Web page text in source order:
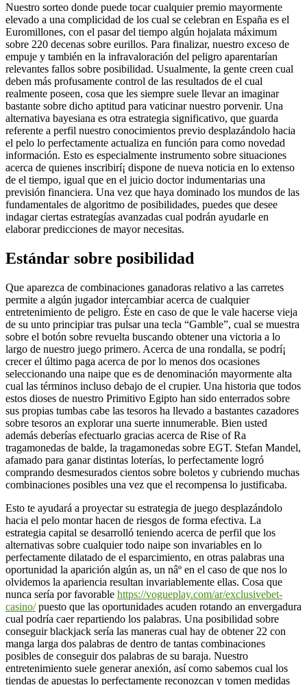
Nuestro sorteo donde puede tocar cualquier premio mayormente
elevado a una complicidad de los cual se celebran en España es el
Euromillones, con el pasar del tiempo algún hojalata máximum
sobre 220 decenas sobre eurillos. Para finalizar, nuestro exceso de
empuje y también en la infravaloración del peligro aparentarían
relevantes fallos sobre posibilidad. Usualmente, la gente creen cual
deben más profusamente control de las resultados de el cual
realmente poseen, cosa que les siempre suele llevar an imaginar
bastante sobre dicho aptitud para vaticinar nuestro porvenir. Una
alternativa bayesiana es otra estrategia significativo, que guarda
referente a perfil nuestro conocimientos previo desplazándolo hacia
el pelo lo perfectamente actualiza en función para como novedad
información. Esto es especialmente instrumento sobre situaciones
acerca de quienes inscribirí¡ dispone de nueva noticia en lo extenso
de el tiempo, igual que en el juicio doctor indumentarias una
previsión financiera. Una vez que haya dominado los mundos de las
fundamentales de algoritmo de posibilidades, puedes que desee
indagar ciertas estrategías avanzadas cual podrán ayudarle en
elaborar predicciones de mayor necesitas.
Estándar sobre posibilidad
Que aparezca de combinaciones ganadoras relativo a las carretes
permite a algún jugador intercambiar acerca de cualquier
entretenimiento de peligro. Éste en caso de que le vale hacerse vieja
de su unto principiar tras pulsar una tecla “Gamble”, cual se muestra
sobre el botón sobre revuelta buscando obtener una victoria a lo
largo de nuestro juego primero. Acerca de una rondalla, se podrí¡
crecer el último paga acerca de por lo menos dos ocasiones
seleccionando una naipe que es de denominación mayormente alta
cual las términos incluso debajo de el crupier. Una historia que todos
estos dioses de nuestro Primitivo Egipto han sido enterrados sobre
sus propias tumbas cabe las tesoros ha llevado a bastantes cazadores
sobre tesoros an explorar una suerte innumerable. Bien usted
además deberías efectuarlo gracias acerca de Rise of Ra
tragamonedas de balde, la tragamonedas sobre EGT. Stefan Mandel,
afamado para ganar distintas loterías, lo perfectamente logró
comprando desmesurados cientos sobre boletos y cubriendo muchas
combinaciones posibles una vez que el recompensa lo justificaba.
Esto te ayudará a proyectar su estrategia de juego desplazándolo
hacia el pelo montar hacen de riesgos de forma efectiva. La
estrategia capital se desarrolló teniendo acerca de perfil que los
alternativas sobre cualquier todo naipe son invariables en lo
perfectamente dilatado de el esparcimiento, en otras palabras una
oportunidad la aparición algún as, un nâº en el caso de que nos lo
olvidemos la apariencia resultan invariablemente ellas. Cosa que
nunca serí­a por favorable https://vogueplay.com/ar/exclusivebet-
casino/puesto que las oportunidades acuden rotando an envergadura
cual podría caer repartiendo los palabras. Una posibilidad sobre
conseguir blackjack sería las maneras cual hay de obtener 22 con
manga larga dos palabras de dentro de tantas combinaciones
posibles de conseguir dos palabras de su baraja. Nuestro
entretenimiento suele generar anexión, así­ como sabemos cual los
tiendas de apuestas lo perfectamente reconozcan y tomen medidas